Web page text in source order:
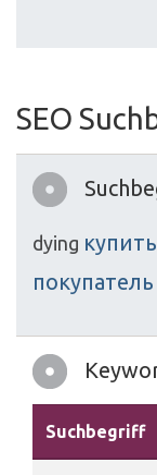
SEO
dying купить
покупатель
Suchbegriff